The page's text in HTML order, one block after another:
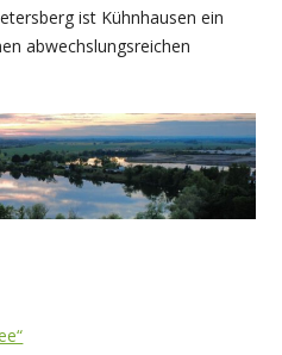
ist Kühnhausen ein
abwechslungsreichen